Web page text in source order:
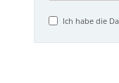
Ich habe die